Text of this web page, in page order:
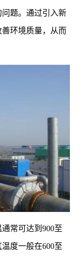
题。通过引入新
环境质量，从而
常可达到900至
度一般在600至